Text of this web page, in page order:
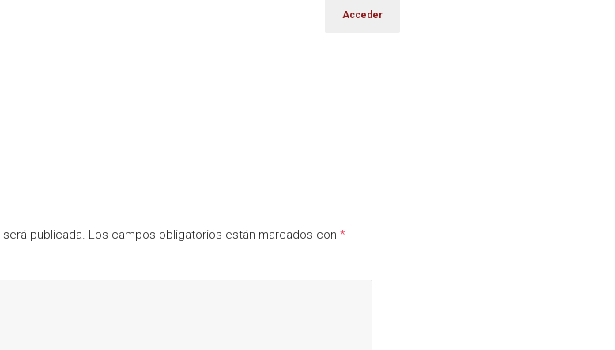
publicada. Los campos obligatorios están marcados con *